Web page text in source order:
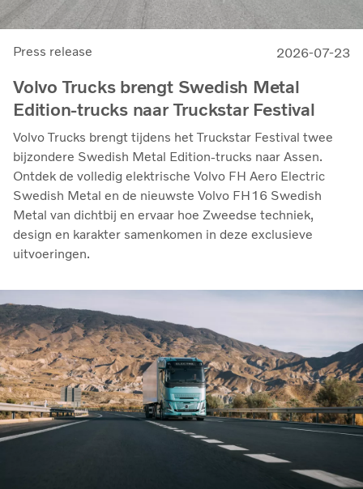
Press release 2026-07-23
Volvo Trucks brengt Swedish Metal
Edition-trucks naar Truckstar Festival
Volvo Trucks brengt tijdens het Truckstar Festival twee
bijzondere Swedish Metal Edition-trucks naar Assen.
Ontdek de volledig elektrische Volvo FH Aero Electric
Swedish Metal en de nieuwste Volvo FH16 Swedish
Metal van dichtbij en ervaar hoe Zweedse techniek,
design en karakter samenkomen in deze exclusieve
uitvoeringen.